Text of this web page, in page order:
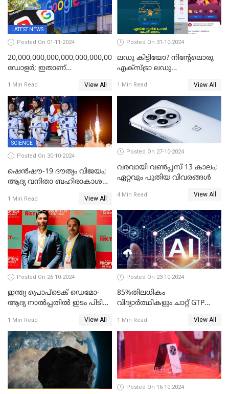
LATEST NEWS
Posted On 01-11-2024
20,000,000,000,000,000,000,000,000,000,000,000
ഡോളര്‍; ഇതാണ്
ചാനലുകൾ യൂട്യൂബ്
തടഞ്ഞതാണ് കാരണം; കണ്ണ്
തള്ളി ഗൂഗിള്‍
1 Min Read View All
Posted On 31-10-2024
ലഡു കിട്ടിയോ? നിന്റേലൊരു
എക്സ്ട്രാ ലഡു
എല്ലായിടത്തും ഇതേ
പറയാനുള്ളു! ട്രെൻഡിങ്ങായി
ഗൂഗിൾ പേ ദീപാവലി ഓഫർ
1 Min Read View All
SCIENCE
Posted On 30-10-2024
ഷെന്‍ഷൗ-19 ദൗത്യം വിജയം;
ആദ്യ വനിതാ ബഹിരാകാശ
പേർ ടിയാൻഗോങിൽ
1 Min Read View All
Posted On 27-10-2024
വരവായി വൺപ്ലസ് 13 കാലം;
ഏറ്റവും പുതിയ വിവരങ്ങൾ
4 Min Read View All
Posted On 26-10-2024
ഇന്ത്യ പ്രൊപ്ടെക് ഡെമോ-
ആദ്യ നാല്‍പ്പതില്‍ ഇടം പിടിച്ച്
തിത്തിത്താര
1 Min Read View All
Posted On 23-10-2024
85%തിലധികം
വിദ്യാര്‍ത്ഥികളും ചാറ്റ് GTP
ഉപയോഗിക്കുന്നതായി
റിപ്പോര്‍ട്ട്
1 Min Read View All
Posted On 16-10-2024